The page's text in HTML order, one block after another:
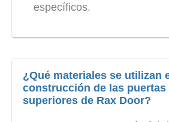
específicos.
¿Qué materiales se utilizan
construcción de las puertas
superiores de Rax Door?